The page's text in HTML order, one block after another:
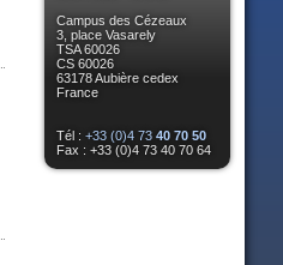
Campus des Cézeaux
3, place Vasarely
TSA 60026
CS 60026
63178 Aubière cedex
France
Tél : +33 (0)4 73 40 70 50
Fax : +33 (0)4 73 40 70 64